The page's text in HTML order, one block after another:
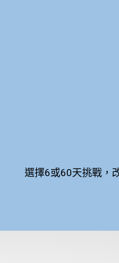
選擇6或60天挑戰，